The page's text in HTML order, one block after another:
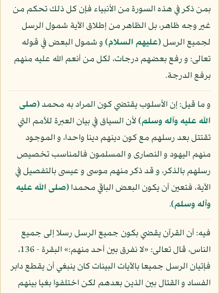
بمن ذكر في هذه السورة من الأنبياء فإن كل ذلك تحكم من
غير وجه ظاهر، بل الظاهر من إطلاق الآية شمول الرسل
لجميع الرسل(عليهم السلام)و شمول البعض في قوله
تعالى: و رفع بعضهم درجات، لكل من أنعم الله عليه منهم
برفع الدرجة.
و ما قيل: إن الأسلوب يقتضي كون المراد به محمد(صلى
الله عليه وآله وسلم)لأن السياق في بيان العبرة للأمم التي
تقتتل بعد رسلهم مع كون دينهم دينا واحدا، و الموجود
منهم اليهود و النصارى و المسلمون فالمناسب تخصيص
رسلهم بالذكر، و قد ذكر منهم موسى و عيسى بالتفصيل في
الآية، فتعين أن يكون البعض الباقي محمدا(صلى الله عليه
وآله وسلم).
فيه: أن القرآن يقضي بكون جميع الرسل رسلا إلى جميع
الناس، قال تعالى: «لا نفرق بين أحد منهم:» البقرة - 136،
فإتيان الرسل جميعا بالآيات البينات كان ينبغي أن يقطع دابر
الفساد و القتال بين الذين بعدهم لكن اختلفوا بغيا بينهم